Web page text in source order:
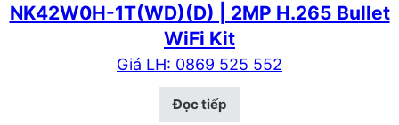
NK42W0H-1T(WD)(D) | 2MP H.265 Bullet
WiFi Kit
Giá LH: 0869 525 552
Đọc tiếp